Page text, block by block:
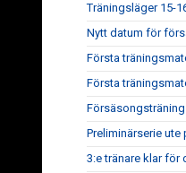
Träningsläger 15-
Nytt datum för
Första
Första
Preliminärserie
3:e tränare klar för